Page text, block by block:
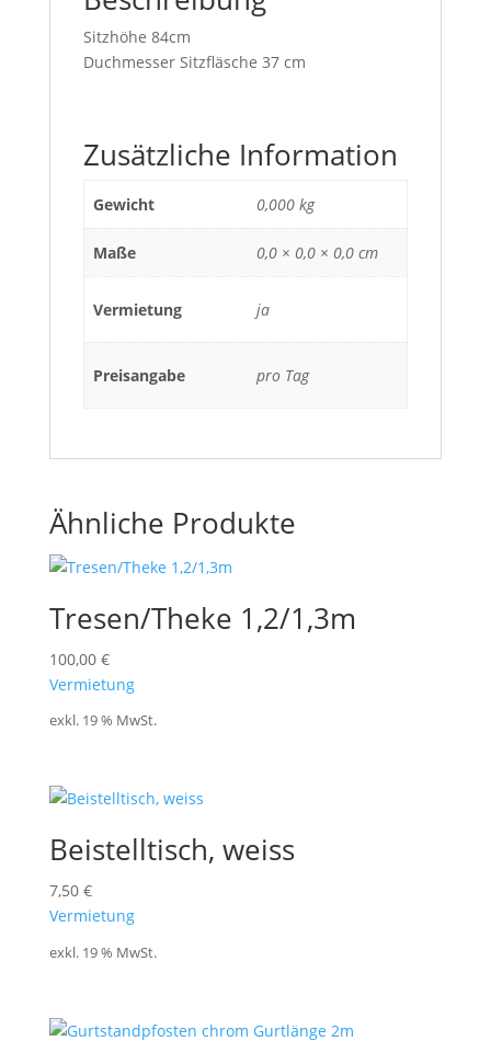
Sitzhöhe 84cm
Duchmesser Sitzfläsche 37 cm
Zusätzliche Information
Gewicht 0,000 kg
Maße 0,0 × 0,0 × 0,0 cm
Vermietung ja
Preisangabe pro Tag
Ähnliche Produkte
Tresen/Theke 1,2/1,3m
100,00 €
Vermietung
exkl. 19 % MwSt.
Beistelltisch, weiss
7,50 €
Vermietung
exkl. 19 % MwSt.